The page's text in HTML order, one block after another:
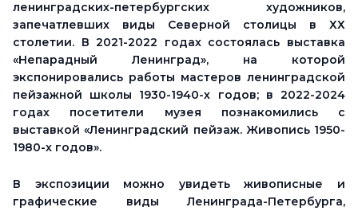
ленинградских-петербургских художников,
запечатлевших виды Северной столицы в ХХ
столетии. В 2021-2022 годах состоялась выставка
«Непарадный Ленинград», на которой
экспонировались работы мастеров ленинградской
пейзажной школы 1930-1940-х годов; в 2022-2024
годах посетители музея познакомились с
выставкой «Ленинградский пейзаж. Живопись 1950-
1980-х годов».
В экспозиции можно увидеть живописные и
графические виды Ленинграда-Петербурга,